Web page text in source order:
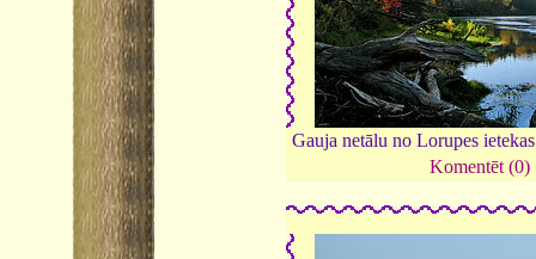
Gauja netālu no Lorupes
Komentēt (0)